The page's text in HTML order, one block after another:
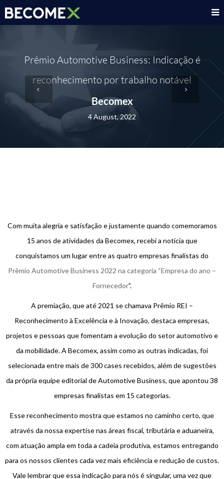
Prêmio Automotive Business: Indicação é
reconhecimento por trabalho notável
Becomex
4 August, 2022
Com muita alegria e satisfação e justamente quando comemoramos
15 anos de atividades da Becomex, recebi a notícia que
conquistamos um lugar entre as quatro empresas finalistas do
Prêmio Automotive Business 2022 na categoria “Empresa do ano –
Fornecedor”.
A premiação, que até 2021 se chamava Prêmio REI –
Reconhecimento à Excelência e à Inovação, destaca empresas,
projetos e pessoas que fomentam a evolução do setor automotivo e
da mobilidade. A Becomex, assim como as outras indicadas, foi
selecionada entre mais de 300 cases recebidos, além de sugestões
da própria equipe editorial de Automotive Business, que apontou 38
empresas finalistas em 15 categorias.
Esse reconhecimento mostra que estamos no caminho certo, que
através da nossa expertise nas áreas fiscal, tributária e aduaneira,
com atuação ampla em toda a cadeia produtiva, estamos entregando
para os nossos clientes cada vez mais eficiência e redução de custos.
Vale lembrar que essa indicação para nós é singular, uma vez que